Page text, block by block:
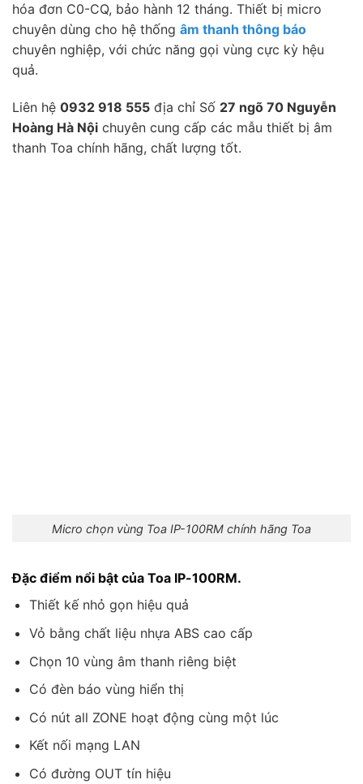
hóa đơn C0-CQ, bảo hành 12 tháng. Thiết bị micro
chuyên dùng cho hệ thống âm thanh thông báo
chuyên nghiệp, với chức năng gọi vùng cực kỳ hệu
quả.
Liên hệ 0932 918 555 địa chỉ Số 27 ngõ 70 Nguyễn
Hoàng Hà Nội chuyên cung cấp các mẫu thiết bị âm
thanh Toa chính hãng, chất lượng tốt.
Micro chọn vùng Toa IP-100RM chính hãng Toa
Đặc điểm nổi bật của Toa IP-100RM.
Thiết kế nhỏ gọn hiệu quả
Vỏ bằng chất liệu nhựa ABS cao cấp
Chọn 10 vùng âm thanh riêng biệt
Có đèn báo vùng hiển thị
Có nút all ZONE hoạt động cùng một lúc
Kết nối mạng LAN
Có đường OUT tín hiệu